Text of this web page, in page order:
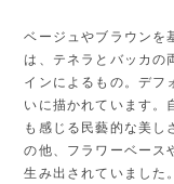
ベージュやブラウンを
は、テネラとバッカの
インによるもの。デフ
いに描かれています。
も感じる民藝的な美し
の他、フラワーベース
生み出されていました。